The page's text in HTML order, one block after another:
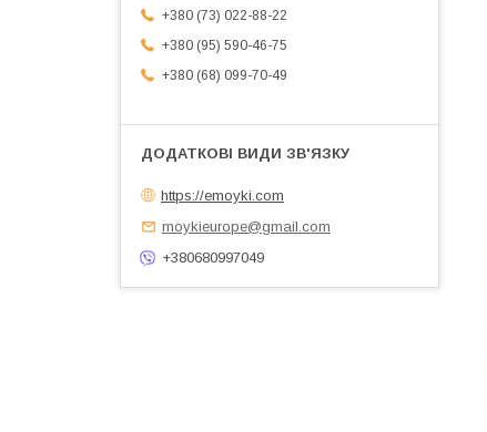
+380 (73) 022-88-22
+380 (95) 590-46-75
+380 (68) 099-70-49
https://emoyki.com
moykieurope@gmail.com
+380680997049